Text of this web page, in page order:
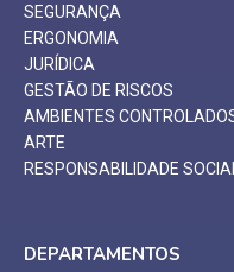
SEGURANÇA
ERGONOMIA
JURÍDICA
GESTÃO DE RISCOS
AMBIENTES
ARTE
RESPONSABILIDADE SOCIAL
DEPARTAMENTOS